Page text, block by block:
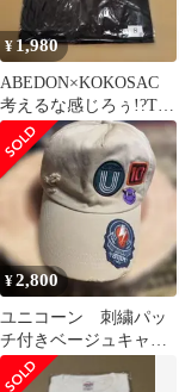
¥ 1,980
ABEDON×KOKOSAC
考えるな感じろぅ!?Tシ
ャツ サイン入りカード
付き
¥2,800
ユニコーン 刺繍パッ
チ付きベージュキャッ
プ